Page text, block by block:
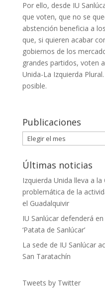
Por ello, desde IU
que voten, que no se
abstención beneficia a
que, si quieren acabar
gobiernos de los
grandes partidos, voten
Unida-La Izquierda
posible.
Publicaciones
Publicaciones
Últimas noticias
Izquierda Unida lleva a
problemática de la
el Guadalquivir
IU Sanlúcar defenderá
‘Patata de Sanlúcar’
La sede de IU Sanlúcar
San Taratachín
Tweets by Twitter